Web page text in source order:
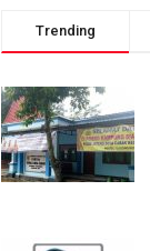
Trending